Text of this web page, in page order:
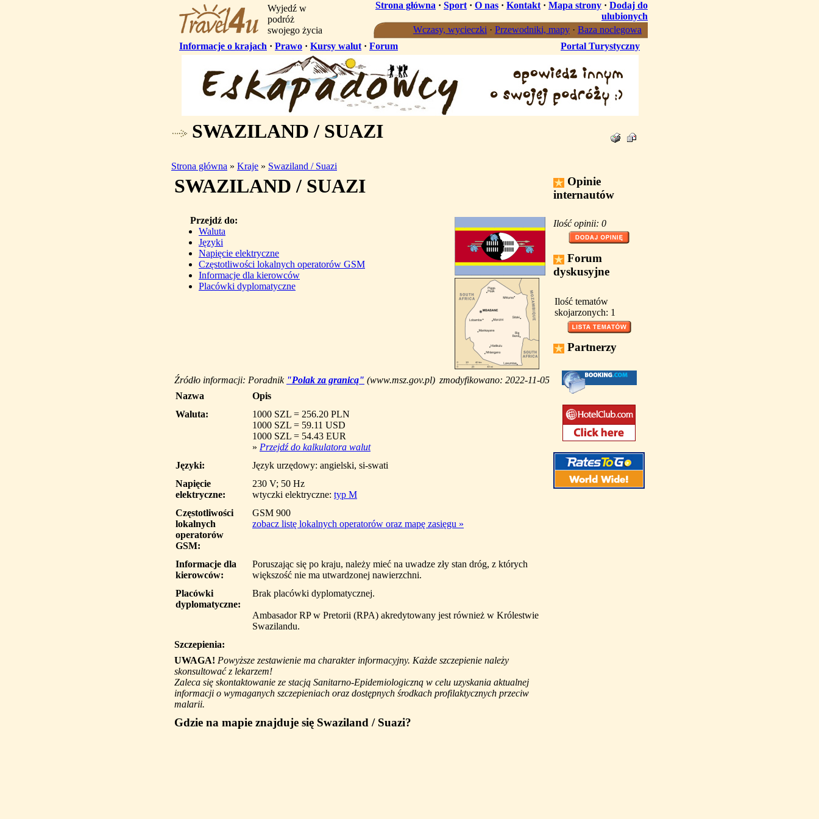
Wyjedź w
podróż
swojego życia
Strona główna · Sport · O nas · Kontakt · Mapa strony · Dodaj do
ulubionych
Wczasy, wycieczki · Przewodniki, mapy · Baza noclegowa
Informacje o krajach · Prawo · Kursy walut · Forum Portal Turystyczny
SWAZILAND / SUAZI
Strona główna » Kraje » Swaziland / Suazi
SWAZILAND / SUAZI
Przejdź do:
Waluta
Języki
Napięcie elektryczne
Częstotliwości lokalnych operatorów GSM
Informacje dla kierowców
Placówki dyplomatyczne
Źródło informacji: Poradnik "Polak za granicą" (www.msz.gov.pl) zmodyfikowano: 2022-11-05
Nazwa
Opis
Waluta:
1000 SZL = 256.20 PLN
1000 SZL = 59.11 USD
1000 SZL = 54.43 EUR
» Przejdź do kalkulatora walut
Języki:
Język urzędowy: angielski, si-swati
Napięcie
elektryczne:
230 V; 50 Hz
wtyczki elektryczne: typ M
Częstotliwości
lokalnych
operatorów
GSM:
GSM 900
zobacz listę lokalnych operatorów oraz mapę zasięgu »
Informacje dla
kierowców:
Poruszając się po kraju, należy mieć na uwadze zły stan dróg, z których
większość nie ma utwardzonej nawierzchni.
Placówki
dyplomatyczne:
Brak placówki dyplomatycznej.
Ambasador RP w Pretorii (RPA) akredytowany jest również w Królestwie
Swazilandu.
Szczepienia:
UWAGA! Powyższe zestawienie ma charakter informacyjny. Każde szczepienie należy
skonsultować z lekarzem!
Zaleca się skontaktowanie ze stacją Sanitarno-Epidemiologiczną w celu uzyskania aktualnej
informacji o wymaganych szczepieniach oraz dostępnych środkach profilaktycznych przeciw
malarii.
Gdzie na mapie znajduje się Swaziland / Suazi?
Opinie
internautów
Ilość opinii: 0
Forum
dyskusyjne
Ilość tematów
skojarzonych: 1
Partnerzy